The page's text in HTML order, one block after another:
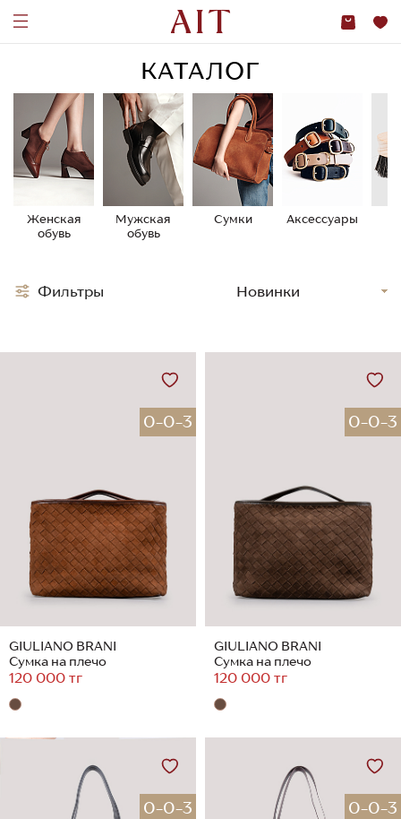
КАТАЛОГ
Женская
обувь
Мужская
обувь
Сумки Аксессуары
0-0-3
GIULIANO BRANI
Сумка на плечо
120 000 тг
0-0-3
GIULIANO BRANI
Сумка на плечо
120 000 тг
0-0-3 0-0-3
Фильтры